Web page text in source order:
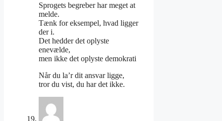
Sprogets begreber har meget at
melde.
Tænk for eksempel, hvad ligger
der i.
Det hedder det oplyste
enevælde,
men ikke det oplyste demokrati
Når du la’r dit ansvar ligge,
tror du vist, du har det ikke.